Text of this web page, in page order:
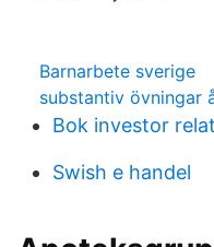
Barnarbete sverige
substantiv övningar
Bok investor
Swish e handel